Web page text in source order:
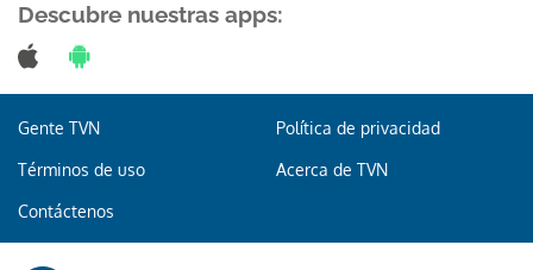
Descubre nuestras apps:
Gente TVN Política de privacidad
Términos de uso Acerca de TVN
Contáctenos